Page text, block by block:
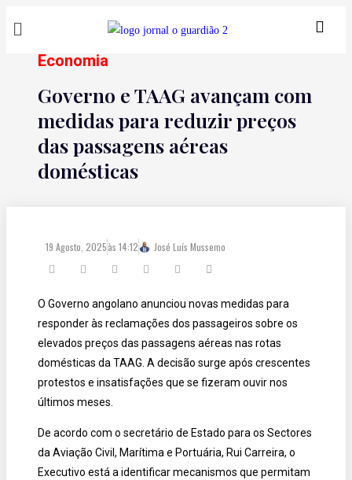
Economia
Governo e TAAG avançam com
medidas para reduzir preços
das passagens aéreas
domésticas
19 Agosto, 2025às 14:12 José Luís Mussemo
O Governo angolano anunciou novas medidas para
responder às reclamações dos passageiros sobre os
elevados preços das passagens aéreas nas rotas
domésticas da TAAG. A decisão surge após crescentes
protestos e insatisfações que se fizeram ouvir nos
últimos meses.
De acordo com o secretário de Estado para os Sectores
da Aviação Civil, Marítima e Portuária, Rui Carreira, o
Executivo está a identificar mecanismos que permitam